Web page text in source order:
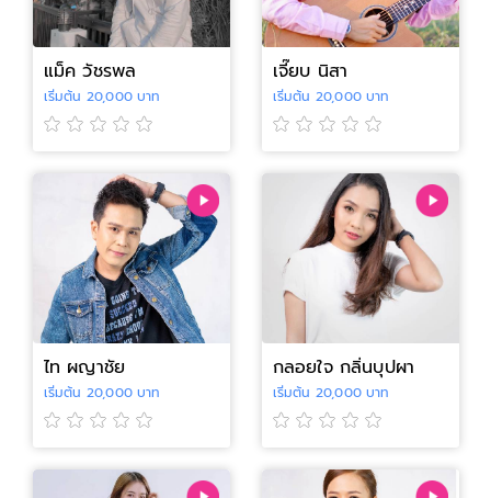
แม็ค วัชรพล
เริ่มต้น 20,000 บาท
เจี๊ยบ นิสา
เริ่มต้น 20,000 บาท
ไท ผญาชัย
เริ่มต้น 20,000 บาท
กลอยใจ กลิ่นบุปผา
เริ่มต้น 20,000 บาท